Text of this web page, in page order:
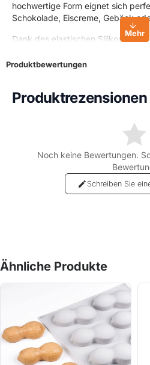
hochwertige Form eignet sich
Schokolade, Eiscreme, Gebäck
Dank des elastischen Silikons
besondere Desserts lieben.
✔ Realistische Mandelsform
✔ Wiederverwendbar und langlebig
✔ Perfekt für Desserts, Pralinen,
Produktbewertungen
Produktrezensionen
Noch keine Bewertungen.
Schreiben Sie
Ähnliche Produkte